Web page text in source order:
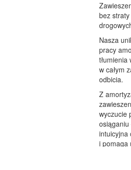
bez
Nasza
pracy
w całym
odbicia.
Z
wyczucie
intuicyjna
i pomaga